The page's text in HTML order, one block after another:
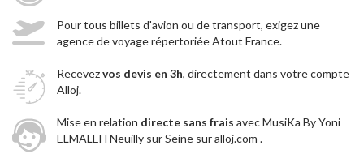
Pour tous billets d'avion ou de transport, exigez une
agence de voyage répertoriée Atout France.
Recevezvos devis en 3h, directement dans votre compte
Alloj.
Mise en relation directe sans frais avec MusiKa By Yoni
ELMALEH Neuilly sur Seine sur alloj.com .